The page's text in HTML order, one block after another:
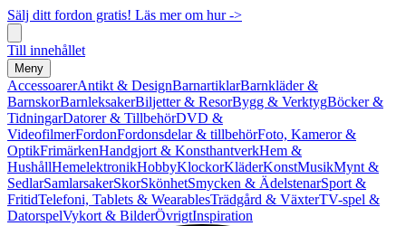
Sälj ditt fordon gratis! Läs mer om hur ->
Till innehållet
Meny
AccessoarerAntikt & DesignBarnartiklarBarnkläder &
BarnskorBarnleksakerBiljetter & ResorBygg & VerktygBöcker &
TidningarDatorer & TillbehörDVD &
VideofilmerFordonFordonsdelar & tillbehörFoto, Kameror &
OptikFrimärkenHandgjort & KonsthantverkHem &
HushållHemelektronikHobbyKlockorKläderKonstMusikMynt &
SedlarSamlarsakerSkorSkönhetSmycken & ÄdelstenarSport &
FritidTelefoni, Tablets & WearablesTrädgård & VäxterTV-spel &
DatorspelVykort & BilderÖvrigtInspiration